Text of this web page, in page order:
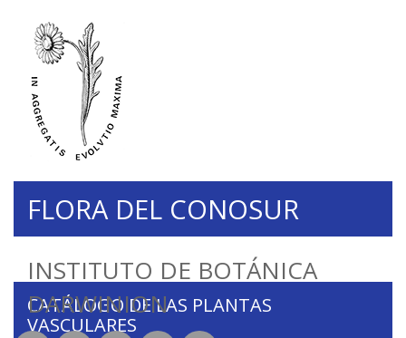
INSTITUTO DE BOTÁNICA
DARWINION
FLORA DEL CONOSUR
CATÁLOGO DE LAS PLANTAS
VASCULARES